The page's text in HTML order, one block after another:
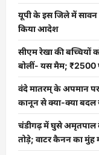
यूपी के इस जिले में सावन
किया आदेश
सीएम रेखा की बच्चियों
बोलीं- यस मैम; ₹2500
वंदे मातरम् के अपमान
कानून से क्या-क्या बदल
चंडीगढ़ में घुसे अमृतपाल
तोड़े; वाटर कैनन का मुंह